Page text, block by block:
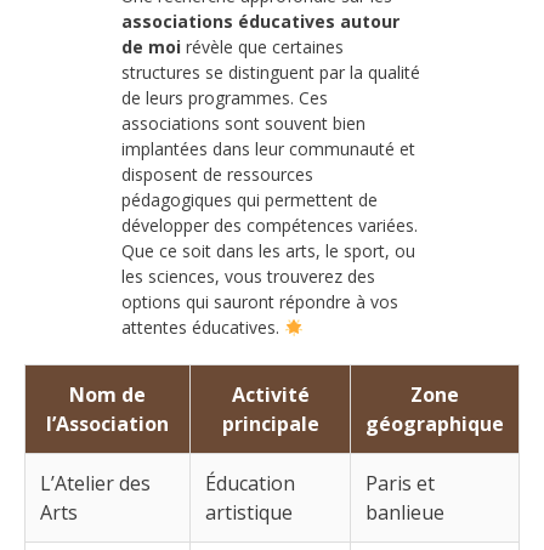
associations éducatives autour
de moi révèle que certaines
structures se distinguent par la qualité
de leurs programmes. Ces
associations sont souvent bien
implantées dans leur communauté et
disposent de ressources
pédagogiques qui permettent de
développer des compétences variées.
Que ce soit dans les arts, le sport, ou
les sciences, vous trouverez des
options qui sauront répondre à vos
attentes éducatives.
Nom de
l’Association
Activité
principale
Zone
géographique
L’Atelier des
Arts
Éducation
artistique
Paris et
banlieue